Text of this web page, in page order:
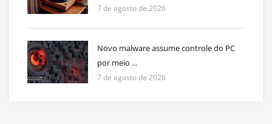
7 de agosto de 2026
Novo malware assume controle do PC
por meio ...
7 de agosto de 2026